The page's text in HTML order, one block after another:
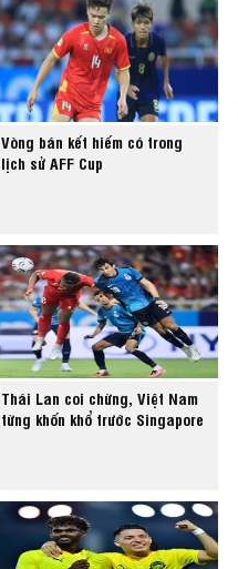
Vòng bán kết hiếm có trong
lịch sử AFF Cup
Thái Lan coi chừng, Việt Nam
từng khốn khổ trước Singapore